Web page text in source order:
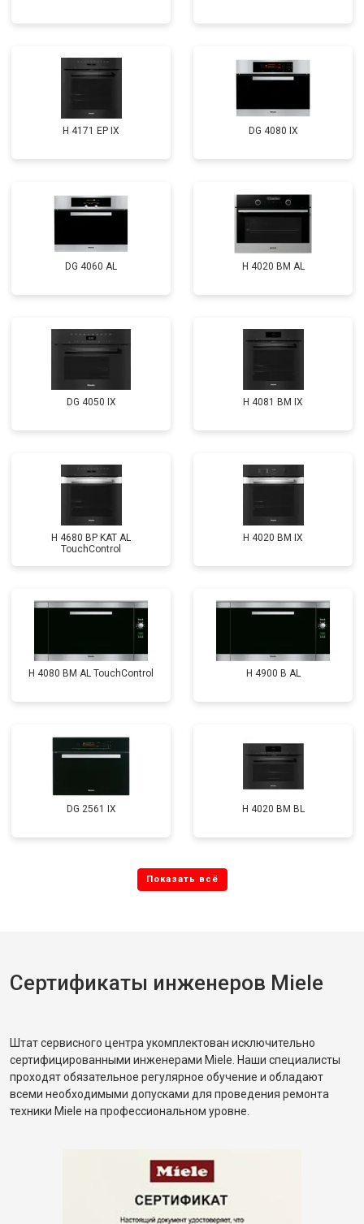
H 4171 EP IX DG 4080 IX
DG 4060 AL H 4020 BM AL
DG 4050 IX H 4081 ВМ IX
H 4680 BP KAT AL
TouchControl
H 4020 BM IX
H 4080 BM AL TouchControl H 4900 B AL
DG 2561 IX H 4020 BM BL
Сертификаты инженеров Miele
Штат сервисного центра укомплектован исключительно
сертифицированными инженерами Miele. Наши специалисты
проходят обязательное регулярное обучение и обладают
всеми необходимыми допусками для проведения ремонта
техники Miele на профессиональном уровне.